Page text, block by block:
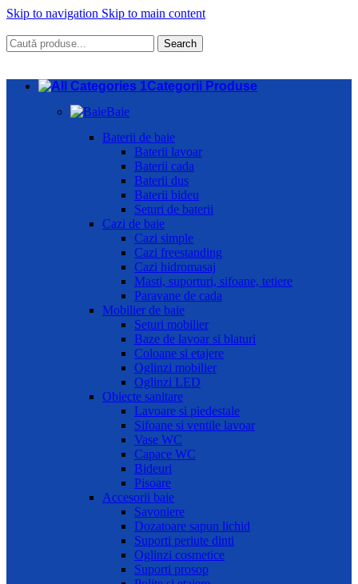
Skip to navigation Skip to main content
Search
Categorii Produse
Baie
Baterii de baie
Baterii lavoar
Baterii cada
Baterii dus
Baterii bideu
Seturi de baterii
Cazi de baie
Cazi simple
Cazi freestanding
Cazi hidromasaj
Masti, suporturi, sifoane, tetiere
Paravane de cada
Mobilier de baie
Seturi mobilier
Baze de lavoar si blaturi
Coloane si etajere
Oglinzi mobilier
Oglinzi LED
Obiecte sanitare
Lavoare si piedestale
Sifoane si ventile lavoar
Vase WC
Capace WC
Bideuri
Pisoare
Accesorii baie
Savoniere
Dozatoare sapun lichid
Suporti periute dinti
Oglinzi cosmetice
Suporti prosop